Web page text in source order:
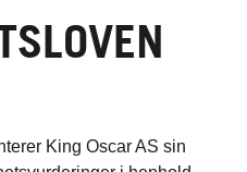
King Oscar AS sin